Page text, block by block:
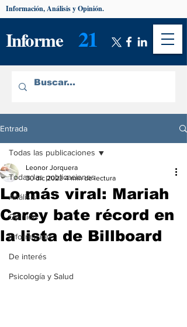
Informe 21
Información, Análisis y Opinión.
Entrada
Todas las publicaciones
Análisis
Opinión
Información
De interés
Psicología y Salud
Todas las publicaciones
Lo más viral: Mariah
Carey bate récord en
la lista de Billboard
Leonor Jorquera
30 dic 2023 4 min de lectura